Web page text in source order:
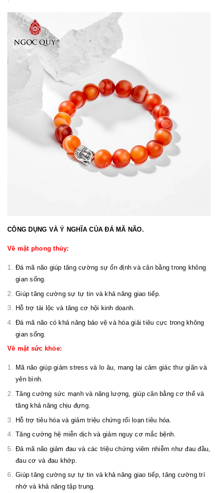
CÔNG DỤNG VÀ Ý NGHĨA CỦA ĐÁ MÃ NÃO.
Về mặt phong thủy:
Đá mã não giúp tăng cường sự ổn định và cân bằng trong không
gian sống.
Giúp tăng cường sự tự tin và khả năng giao tiếp.
Hỗ trợ tài lộc và tăng cơ hội kinh doanh.
Đá mã não có khả năng bảo vệ và hóa giải tiêu cực trong không
gian sống.
Về mặt sức khỏe:
Mã não giúp giảm stress và lo âu, mang lại cảm giác thư giãn và
yên bình.
Tăng cường sức mạnh và năng lượng, giúp cân bằng cơ thể và
tăng khả năng chịu đựng.
Hỗ trợ tiêu hóa và giảm triệu chứng rối loạn tiêu hóa.
Tăng cường hệ miễn dịch và giảm nguy cơ mắc bệnh.
Đá mã não giảm đau và các triệu chứng viêm nhiễm như đau đầu,
đau cơ và đau khớp.
Giúp tăng cường sự tự tin và khả năng giao tiếp, tăng cường trí
nhớ và khả năng tập trung.